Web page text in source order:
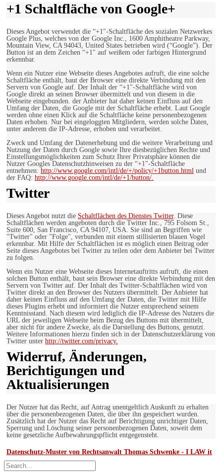
+1 Schaltfläche von Google+
Dieses Angebot verwendet die “+1″-Schaltfläche des sozialen Netzwerkes
Google Plus, welches von der Google Inc., 1600 Amphitheatre Parkway,
Mountain View, CA 94043, United States betrieben wird (“Google”). Der
Button ist an dem Zeichen “+1″ auf weißem oder farbigen Hintergrund
erkennbar.
Wenn ein Nutzer eine Webseite dieses Angebotes aufruft, die eine solche
Schaltfläche enthält, baut der Browser eine direkte Verbindung mit den
Servern von Google auf. Der Inhalt der “+1″-Schaltfläche wird von
Google direkt an seinen Browser übermittelt und von diesem in die
Webseite eingebunden. der Anbieter hat daher keinen Einfluss auf den
Umfang der Daten, die Google mit der Schaltfläche erhebt. Laut Google
werden ohne einen Klick auf die Schaltfläche keine personenbezogenen
Daten erhoben. Nur bei eingeloggten Mitgliedern, werden solche Daten,
unter anderem die IP-Adresse, erhoben und verarbeitet.
Zweck und Umfang der Datenerhebung und die weitere Verarbeitung und
Nutzung der Daten durch Google sowie Ihre diesbezüglichen Rechte und
Einstellungsmöglichkeiten zum Schutz Ihrer Privatsphäre können die
Nutzer Googles Datenschutzhinweisen zu der “+1″-Schaltfläche
entnehmen: http://www.google.com/intl/de/+/policy/+1button.html und
der FAQ: http://www.google.com/intl/de/+1/button/.
Twitter
Dieses Angebot nutzt die Schaltflächen des Dienstes Twitter. Diese
Schaltflächen werden angeboten durch die Twitter Inc., 795 Folsom St.,
Suite 600, San Francisco, CA 94107, USA. Sie sind an Begriffen wie
"Twitter" oder "Folge", verbunden mit einem stillisierten blauen Vogel
erkennbar. Mit Hilfe der Schaltflächen ist es möglich einen Beitrag oder
Seite dieses Angebotes bei Twitter zu teilen oder dem Anbieter bei Twitter
zu folgen.
Wenn ein Nutzer eine Webseite dieses Internetauftritts aufruft, die einen
solchen Button enthält, baut sein Browser eine direkte Verbindung mit den
Servern von Twitter auf. Der Inhalt des Twitter-Schaltflächen wird von
Twitter direkt an den Browser des Nutzers übermittelt. Der Anbieter hat
daher keinen Einfluss auf den Umfang der Daten, die Twitter mit Hilfe
dieses Plugins erhebt und informiert die Nutzer entsprechend seinem
Kenntnisstand. Nach diesem wird lediglich die IP-Adresse des Nutzers die
URL der jeweiligen Webseite beim Bezug des Buttons mit übermittelt,
aber nicht für andere Zwecke, als die Darstellung des Buttons, genutzt.
Weitere Informationen hierzu finden sich in der Datenschutzerklärung von
Twitter unter http://twitter.com/privacy.
Widerruf, Änderungen,
Berichtigungen und
Aktualisierungen
Der Nutzer hat das Recht, auf Antrag unentgeltlich Auskunft zu erhalten
über die personenbezogenen Daten, die über ihn gespeichert wurden.
Zusätzlich hat der Nutzer das Recht auf Berichtigung unrichtiger Daten,
Sperrung und Löschung seiner personenbezogenen Daten, soweit dem
keine gesetzliche Aufbewahrungspflicht entgegensteht.
Datenschutz-Muster von Rechtsanwalt Thomas Schwenke - I LAW it